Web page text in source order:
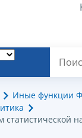
Иные функции